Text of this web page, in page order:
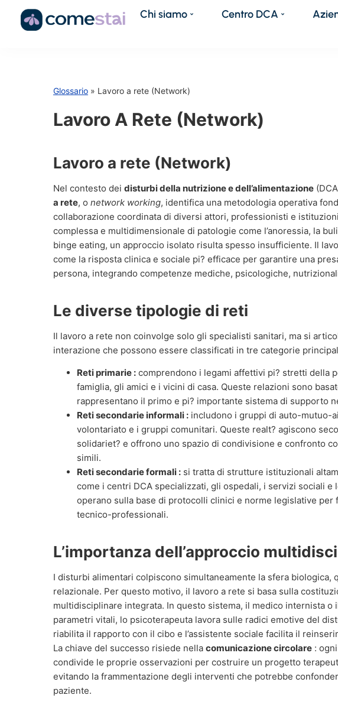
Chi siamo Centro DCA
Glossario » Lavoro a rete (Network)
Lavoro A Rete (Network)
Lavoro a rete (Network)
Nel contesto dei disturbi della nutrizione e dell’alimentazione
a rete, o network working, identifica una metodologia operativa
collaborazione coordinata di diversi attori, professionisti e
complessa e multidimensionale di patologie come l’anoressia, la
binge eating, un approccio isolato risulta spesso insufficiente. Il
come la risposta clinica e sociale pi? efficace per garantire una
persona, integrando competenze mediche, psicologiche,
Le diverse tipologie di reti
Il lavoro a rete non coinvolge solo gli specialisti sanitari, ma si
interazione che possono essere classificati in tre categorie
Reti primarie : comprendono i legami affettivi pi? stretti della
famiglia, gli amici e i vicini di casa. Queste relazioni sono
rappresentano il primo e pi? importante sistema di supporto
Reti secondarie informali : includono i gruppi di auto-mutuo-
volontariato e i gruppi comunitari. Queste realt? agiscono
solidariet? e offrono uno spazio di condivisione e confronto
simili.
Reti secondarie formali : si tratta di strutture istituzionali
come i centri DCA specializzati, gli ospedali, i servizi sociali e
operano sulla base di protocolli clinici e norme legislative per
tecnico-professionali.
L’importanza dell’approccio
I disturbi alimentari colpiscono simultaneamente la sfera biologica,
relazionale. Per questo motivo, il lavoro a rete si basa sulla
multidisciplinare integrata. In questo sistema, il medico internista o
parametri vitali, lo psicoterapeuta lavora sulle radici emotive del
riabilita il rapporto con il cibo e l’assistente sociale facilita il
La chiave del successo risiede nella comunicazione circolare :
condivide le proprie osservazioni per costruire un progetto
evitando la frammentazione degli interventi che potrebbe
paziente.